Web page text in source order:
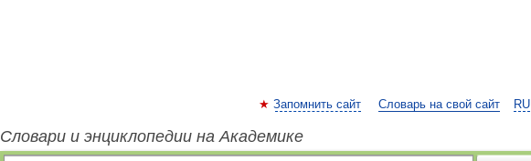
RU
Запомнить сайт Словарь на свой сайт
Словари и энциклопедии на Академике